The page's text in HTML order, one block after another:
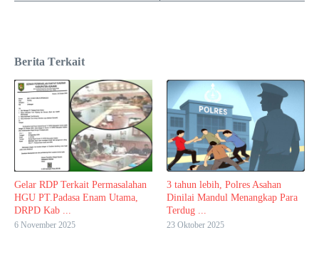
Berita Terkait
Gelar RDP Terkait Permasalahan
HGU PT.Padasa Enam Utama,
DRPD Kab ...
6 November 2025
3 tahun lebih, Polres Asahan
Dinilai Mandul Menangkap Para
Terdug ...
23 Oktober 2025